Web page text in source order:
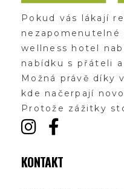
Zážitky Green Paradise
Pokud vás lákají
wellness hotel
nabídku s přáteli
Možná právě díky
kde načerpají
Protože zážitky
KONTAKT